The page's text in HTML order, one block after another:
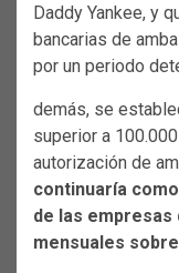
Daddy Yankee, y
bancarias de
por un periodo
demás, se
superior a
autorización de
continuaría
de las
mensuales